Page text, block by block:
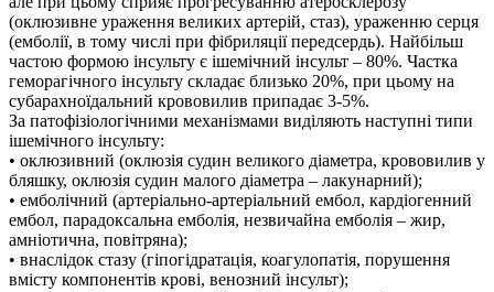
(оклюзивне ураження великих артерій, стаз), ураженню серця
(емболії, в тому числі при фібриляції передсердь). Найбільш
частою формою інсульту є ішемічний інсульт – 80%. Частка
геморагічного інсульту складає близько 20%, при цьому на
субарахноїдальний крововилив припадає 3-5%.
За патофізіологічними механізмами виділяють наступні типи
ішемічного інсульту:
• оклюзивний (оклюзія судин великого діаметра, крововилив у
бляшку, оклюзія судин малого діаметра – лакунарний);
• емболічний (артеріально-артеріальний ембол, кардіогенний
ембол, парадоксальна емболія, незвичайна емболія – жир,
амніотична, повітряна);
• внаслідок стазу (гіпогідратація, коагулопатія, порушення
вмісту компонентів крові, венозний інсульт);